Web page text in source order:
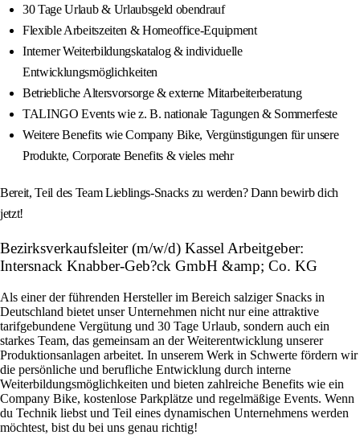
30 Tage Urlaub & Urlaubsgeld obendrauf
Flexible Arbeitszeiten & Homeoffice-Equipment
Interner Weiterbildungskatalog & individuelle
Entwicklungsmöglichkeiten
Betriebliche Altersvorsorge & externe Mitarbeiterberatung
TALINGO Events wie z. B. nationale Tagungen & Sommerfeste
Weitere Benefits wie Company Bike, Vergünstigungen für unsere
Produkte, Corporate Benefits & vieles mehr
Bereit, Teil des Team Lieblings-Snacks zu werden? Dann bewirb dich
jetzt!
Bezirksverkaufsleiter (m/w/d) Kassel Arbeitgeber:
Intersnack Knabber-Geb?ck GmbH &amp; Co. KG
Als einer der führenden Hersteller im Bereich salziger Snacks in
Deutschland bietet unser Unternehmen nicht nur eine attraktive
tarifgebundene Vergütung und 30 Tage Urlaub, sondern auch ein
starkes Team, das gemeinsam an der Weiterentwicklung unserer
Produktionsanlagen arbeitet. In unserem Werk in Schwerte fördern wir
die persönliche und berufliche Entwicklung durch interne
Weiterbildungsmöglichkeiten und bieten zahlreiche Benefits wie ein
Company Bike, kostenlose Parkplätze und regelmäßige Events. Wenn
du Technik liebst und Teil eines dynamischen Unternehmens werden
möchtest, bist du bei uns genau richtig!